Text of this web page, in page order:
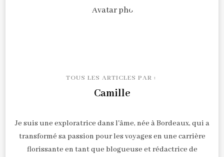
TOUS LES ARTICLES PAR :
Camille
Je suis une exploratrice dans l'âme, née à Bordeaux, qui a
transformé sa passion pour les voyages en une carrière
florissante en tant que blogueuse et rédactrice de